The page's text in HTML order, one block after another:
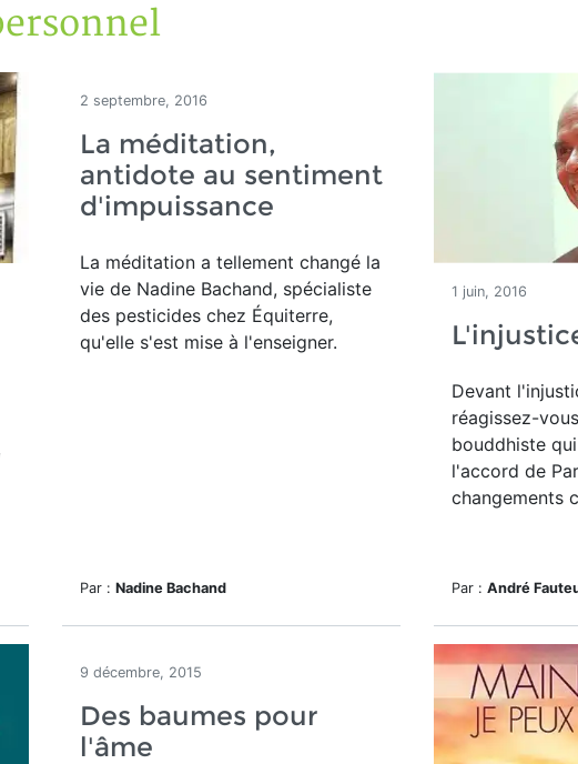
2 septembre, 2016
La méditation,
antidote au sentiment
d'impuissance
La méditation a tellement changé la
vie de Nadine Bachand, spécialiste
des pesticides chez Équiterre,
qu'elle s'est mise à l'enseigner.
Par : Nadine Bachand
1 juin, 2016
Devant
réagissez-
bouddhiste
l'accord de
changements
Par : André
9 décembre, 2015
Des baumes pour
l'âme